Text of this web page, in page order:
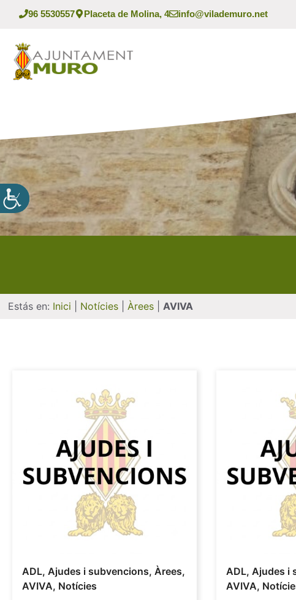
96 5530557 Placeta de Molina, 4 info@vilademuro.net
Estás en: Inici Notícies Àrees AVIVA
ADL, Ajudes i subvencions, Àrees,
AVIVA, Notícies
ADL,Ajudes i
AVIVA,